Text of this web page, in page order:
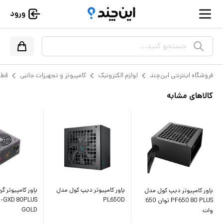
ورود
جستجو کنید...
فروشگاه اینترنتی این‌چند لوازم الکترونیک کامپیوتر و تجهیزات جانبی
کالاهای مشابه
پاور کامپیوتر دیپ کول مدل
PF650 80 PLUS توان 650
وات
پاور کامپیوتر دیپ کول مدل
PL650D
پاور کامپیوتر
80PLUS
GOLD